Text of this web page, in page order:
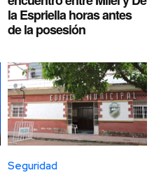
la Espriella horas antes
de la posesión
Seguridad